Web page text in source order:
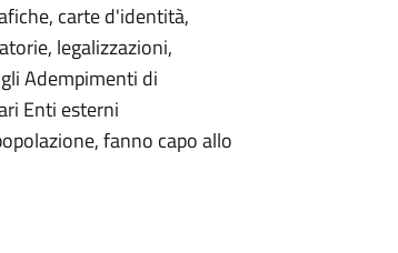
carte d'identità,
legalizzazioni,
Adempimenti di
Enti esterni
fanno capo allo